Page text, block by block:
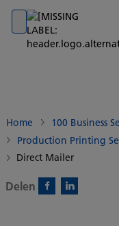
Go to banner
Go to content
Go to footer
Home 100 Business
Production Printing
Direct Mailer
Delen